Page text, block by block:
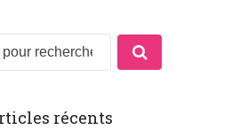
récents